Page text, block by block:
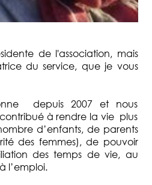
de l'association, mais
du service, que je vous
depuis 2007 et nous
à rendre la vie plus
d’enfants, de parents
des femmes), de pouvoir
des temps de vie, au
l’emploi.